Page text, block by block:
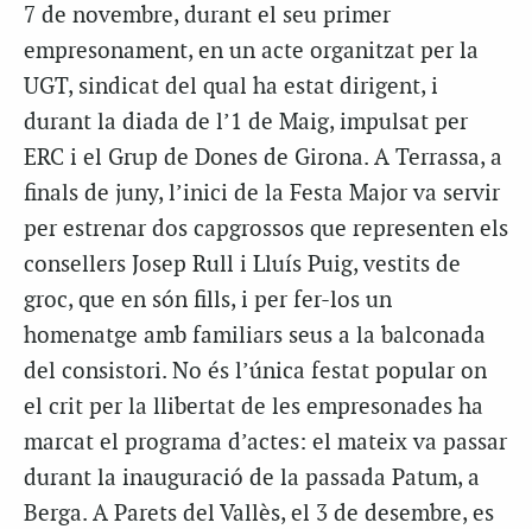
7 de novembre, durant el seu primer
empresonament, en un acte organitzat per la
UGT, sindicat del qual ha estat dirigent, i
durant la diada de l’1 de Maig, impulsat per
ERC i el Grup de Dones de Girona. A Terrassa, a
finals de juny, l’inici de la Festa Major va servir
per estrenar dos capgrossos que representen els
consellers Josep Rull i Lluís Puig, vestits de
groc, que en són fills, i per fer-los un
homenatge amb familiars seus a la balconada
del consistori. No és l’única festat popular on
el crit per la llibertat de les empresonades ha
marcat el programa d’actes: el mateix va passar
durant la inauguració de la passada Patum, a
Berga. A Parets del Vallès, el 3 de desembre, es